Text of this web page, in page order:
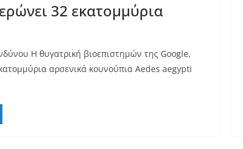
32 εκατομμύρια
Η θυγατρική βιοεπιστημών της Google,
αρσενικά κουνούπια Aedes aegypti